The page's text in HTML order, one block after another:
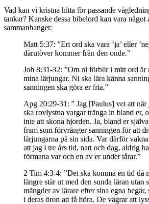
Vad kan vi kristna hitta för passande
tankar? Kanske dessa bibelord kan vara något
sammanhanget:
Matt 5:37: ”Ert ord ska vara ’ja’ eller
därutöver kommer från den onde.”
Joh 8:31-32: ”Om ni förblir i mitt ord är
mina lärjungar. Ni ska lära känna
sanningen ska göra er fria.”
Apg 20:29-31: ” Jag [Paulus] vet att när
ska rovlystna vargar tränga in bland er,
inte att skona hjorden. Ja, bland er
fram som förvränger sanningen för att
lärjungarna på sin sida. Var därför
att jag i tre års tid, natt och dag, aldrig
förmana var och en av er under tårar.”
2 Tim 4:3-4: ”Det ska komma en tid då
längre står ut med den sunda läran utan
mängder av lärare efter sina egna
i deras öron att få höra. De vägrar att